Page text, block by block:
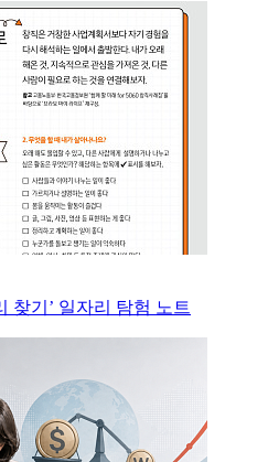
찾기’ 일자리 탐험 노트